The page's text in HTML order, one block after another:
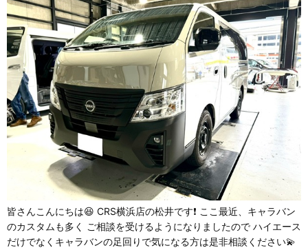
皆さんこんにちは😆 CRS横浜店の松井です❗ ここ最近、キャラバン
のカスタムも多く ご相談を受けるようになりましたので ハイエース
だけでなくキャラバンの足回りで気になる方は是非相談ください💫